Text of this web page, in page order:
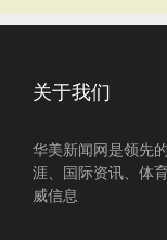
关于我们
华美新闻网是领先
涯、国际资讯、体
威信息